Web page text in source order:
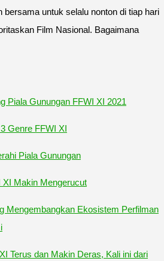
bersama untuk selalu nonton di tiap hari
Film Nasional. Bagaimana
Piala Gunungan FFWI XI 2021
Genre FFWI XI
Piala Gunungan
XI Makin Mengerucut
Mengembangkan Ekosistem Perfilman
Terus dan Makin Deras, Kali ini dari